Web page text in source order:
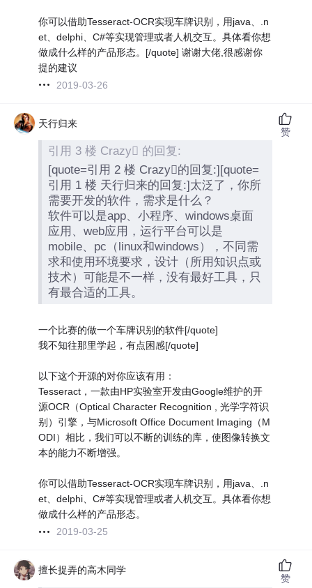
你可以借助Tesseract-OCR实现车牌识别，用java、.n
et、delphi、C#等实现管理或者人机交互。具体看你想
做成什么样的产品形态。[/quote] 谢谢大佬,很感谢你
提的建议
2019-03-26
天行归来
引用 3 楼 Crazy 的回复:
[quote=引用 2 楼 Crazy的回复:][quote=
引用 1 楼 天行归来的回复:]太泛了，你所
需要开发的软件，需求是什么？
软件可以是app、小程序、windows桌面
应用、web应用，运行平台可以是
mobile、pc（linux和windows），不同需
求和使用环境要求，设计（所用知识点或
技术）可能是不一样，没有最好工具，只
有最合适的工具。
一个比赛的做一个车牌识别的软件[/quote]
我不知往那里学起，有点困感[/quote]
以下这个开源的对你应该有用：
Tesseract，一款由HP实验室开发由Google维护的开
源OCR（Optical Character Recognition , 光学字符识
别）引擎，与Microsoft Office Document Imaging（M
ODI）相比，我们可以不断的训练的库，使图像转换文
本的能力不断增强。
你可以借助Tesseract-OCR实现车牌识别，用java、.n
et、delphi、C#等实现管理或者人机交互。具体看你想
做成什么样的产品形态。
2019-03-25
赞
擅长捉弄的高木同学
赞